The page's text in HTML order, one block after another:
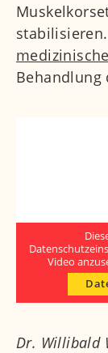
Behandlung
Video
Dr. Willibald